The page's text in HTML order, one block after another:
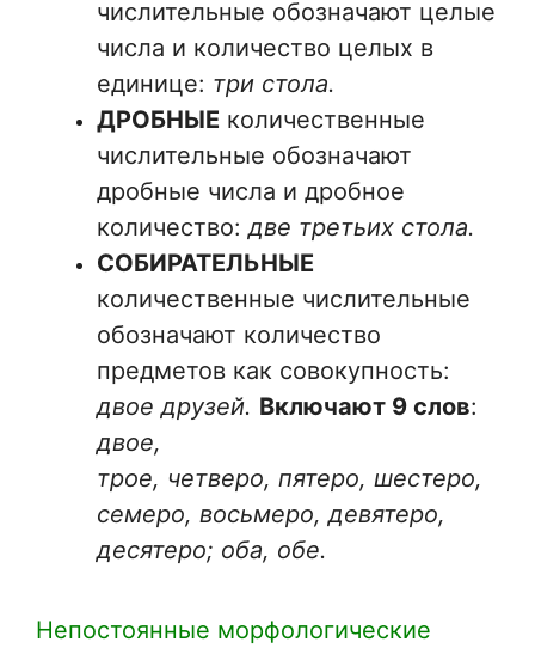
числительные обозначают целые
числа и количество целых в
единице: три стола.
ДРОБНЫЕ количественные
числительные обозначают
дробные числа и дробное
количество: две третьих стола.
СОБИРАТЕЛЬНЫЕ
количественные числительные
обозначают количество
предметов как совокупность:
двое друзей. Включают 9 слов:
двое,
трое, четверо, пятеро, шестеро,
семеро, восьмеро, девятеро,
десятеро; оба, обе.
Непостоянные морфологические